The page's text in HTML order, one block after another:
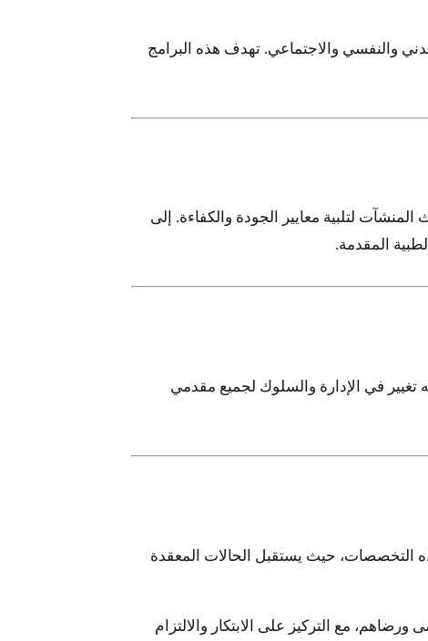
والنفسي والاجتماعي. تهدف هذه البرامج
لتلبية معايير الجودة والكفاءة. إلى
المقدمة.
تغيير في الإدارة والسلوك لجميع مقدمي
التخصصات، حيث يستقبل الحالات المعقدة
مع التركيز على الابتكار والالتزام